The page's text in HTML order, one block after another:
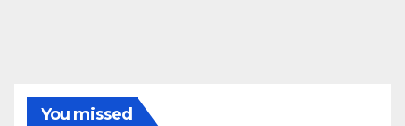
You missed